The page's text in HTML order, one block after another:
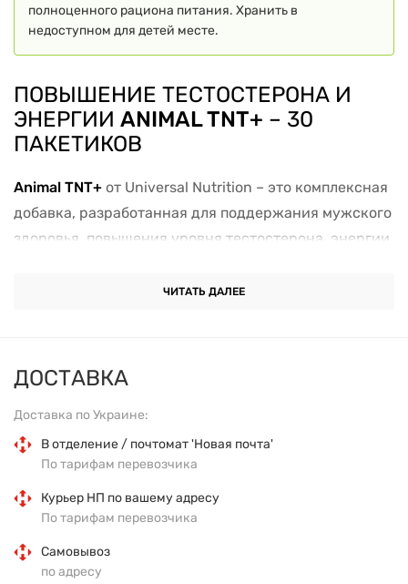
ДОСТАВКА
Доставка по Украине:
В отделение / почтомат 'Новая почта'
По тарифам перевозчика
Курьер НП по вашему адресу
По тарифам перевозчика
Самовывоз
по адресу
полноценного рациона питания. Хранить в
недоступном для детей месте.
ПОВЫШЕНИЕ ТЕСТОСТЕРОНА И
ЭНЕРГИИ ANIMAL TNT+ – 30
ПАКЕТИКОВ
Animal TNT+ от Universal Nutrition – это комплексная
добавка, разработанная для поддержания мужского
здоровья, повышения уровня тестостерона, энергии
научно обоснованную смесь ингредиентов,
общего самочувствия.
Особенности продукта:
Повышение уровня тестостерона
Testofen® (стандартизированный экстракт
пажитника), способствующий естественному
ЧИТАТЬ ДАЛЕЕ